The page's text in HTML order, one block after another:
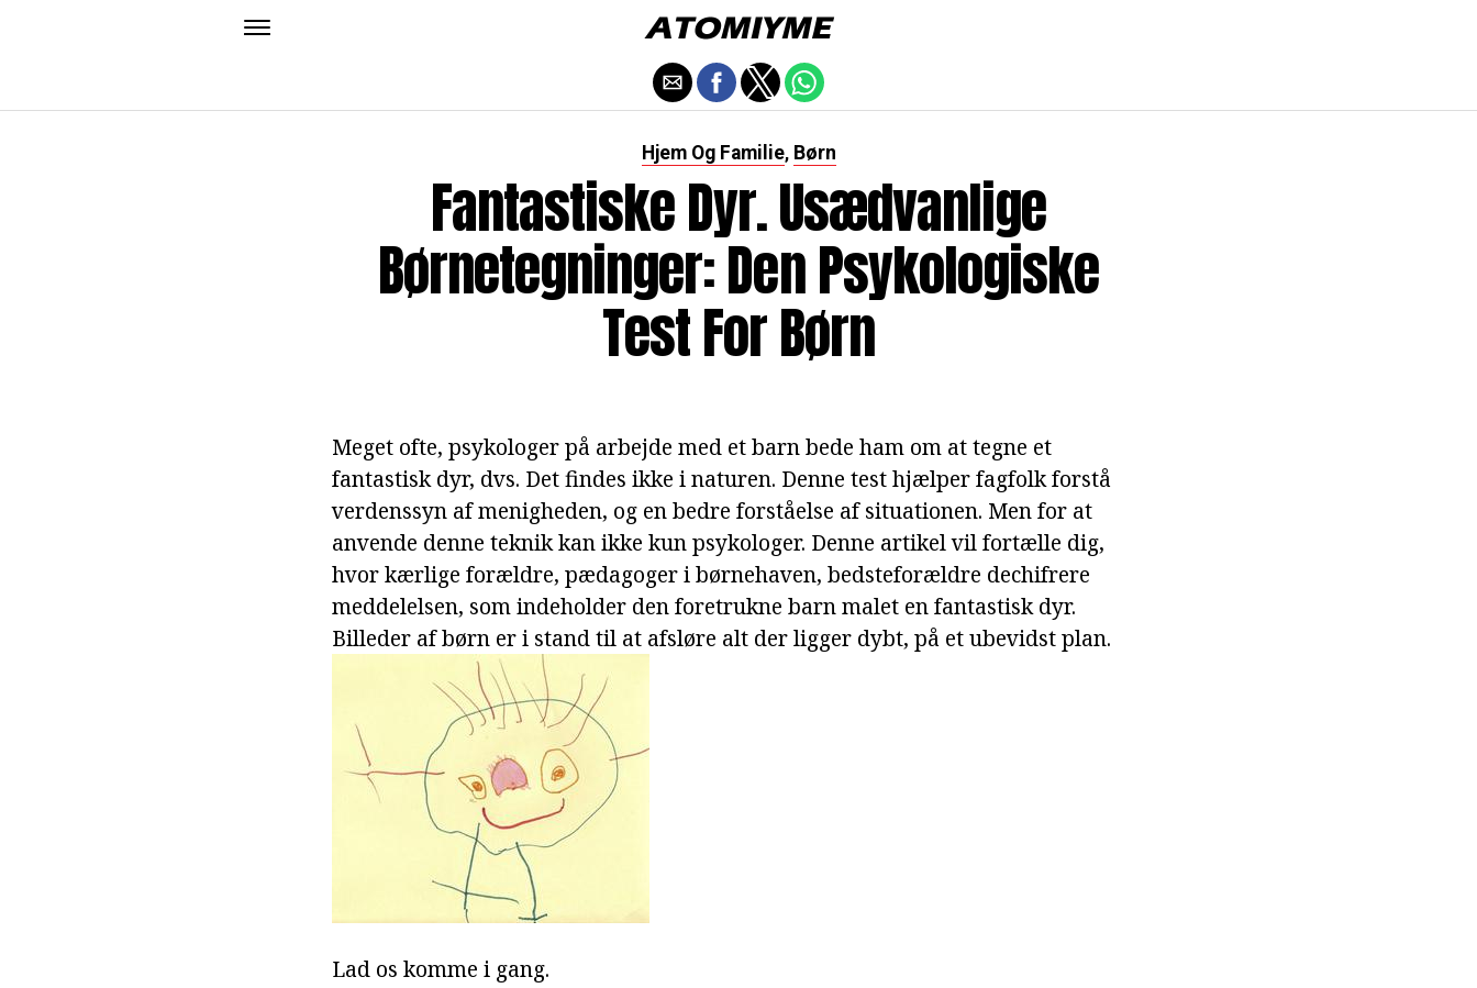
Hjem Og Familie, Børn
Fantastiske Dyr. Usædvanlige
Børnetegninger: Den Psykologiske
Test For Børn
Meget ofte, psykologer på arbejde med et barn bede ham om at tegne et
fantastisk dyr, dvs. Det findes ikke i naturen. Denne test hjælper fagfolk forstå
verdenssyn af menigheden, og en bedre forståelse af situationen. Men for at
anvende denne teknik kan ikke kun psykologer. Denne artikel vil fortælle dig,
hvor kærlige forældre, pædagoger i børnehaven, bedsteforældre dechifrere
meddelelsen, som indeholder den foretrukne barn malet en fantastisk dyr.
Billeder af børn er i stand til at afsløre alt der ligger dybt, på et ubevidst plan.
Lad os komme i gang.